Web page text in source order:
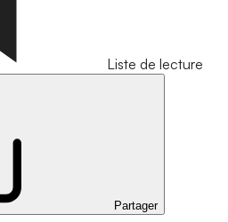
Liste de lecture
Partager